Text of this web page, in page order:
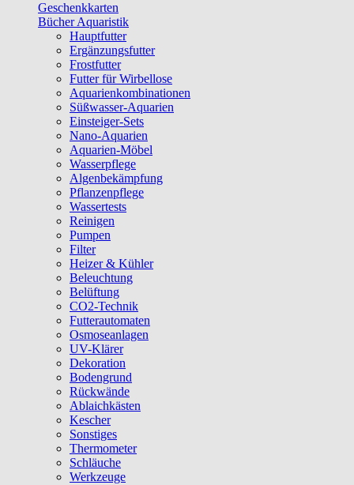
Geschenkkarten
Bücher Aquaristik
Hauptfutter
Ergänzungsfutter
Frostfutter
Futter für Wirbellose
Aquarienkombinationen
Süßwasser-Aquarien
Einsteiger-Sets
Nano-Aquarien
Aquarien-Möbel
Wasserpflege
Algenbekämpfung
Pflanzenpflege
Wassertests
Reinigen
Pumpen
Filter
Heizer & Kühler
Beleuchtung
Belüftung
CO2-Technik
Futterautomaten
Osmoseanlagen
UV-Klärer
Dekoration
Bodengrund
Rückwände
Ablaichkästen
Kescher
Sonstiges
Thermometer
Schläuche
Werkzeuge